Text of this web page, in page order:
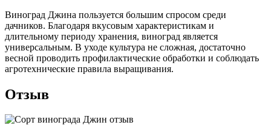
Виноград Джина пользуется большим спросом среди
дачников. Благодаря вкусовым характеристикам и
длительному периоду хранения, виноград является
универсальным. В уходе культура не сложная, достаточно
весной проводить профилактические обработки и соблюдать
агротехнические правила выращивания.
Отзыв